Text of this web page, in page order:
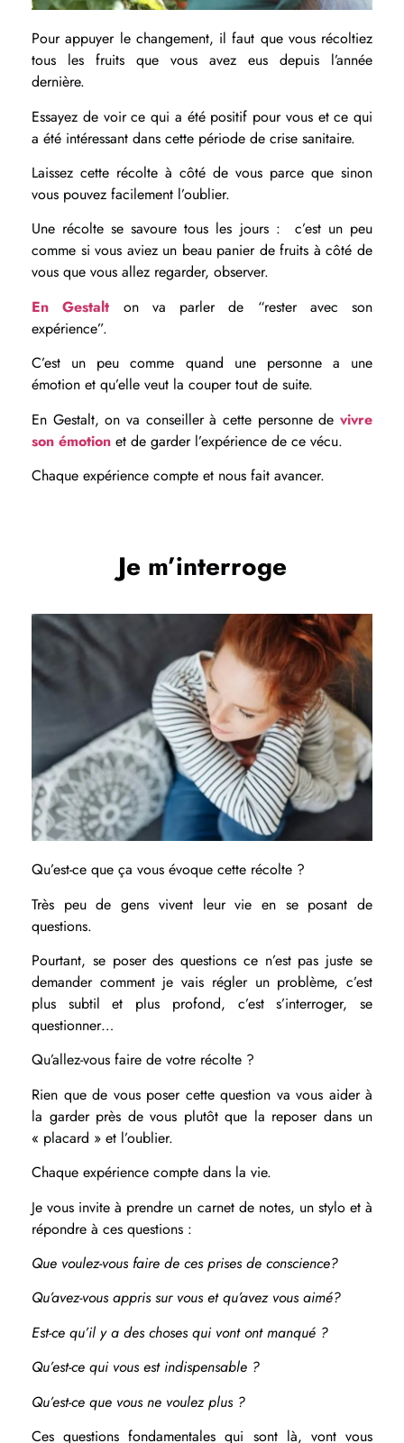
Pour appuyer le changement, il faut que vous récoltiez
tous les fruits que vous avez eus depuis l’année
dernière.
Essayez de voir ce qui a été positif pour vous et ce qui
a été intéressant dans cette période de crise sanitaire.
Laissez cette récolte à côté de vous parce que sinon
vous pouvez facilement l’oublier.
Une récolte se savoure tous les jours : c’est un peu
comme si vous aviez un beau panier de fruits à côté de
vous que vous allez regarder, observer.
En Gestalt on va parler de “rester avec son
expérience”.
C’est un peu comme quand une personne a une
émotion et qu’elle veut la couper tout de suite.
En Gestalt, on va conseiller à cette personne de vivre
son émotion et de garder l’expérience de ce vécu.
Chaque expérience compte et nous fait avancer.
Je m’interroge
Qu’est-ce que ça vous évoque cette récolte ?
Très peu de gens vivent leur vie en se posant de
questions.
Pourtant, se poser des questions ce n’est pas juste se
demander comment je vais régler un problème, c’est
plus subtil et plus profond, c’est s’interroger, se
questionner…
Qu’allez-vous faire de votre récolte ?
Rien que de vous poser cette question va vous aider à
la garder près de vous plutôt que la reposer dans un
« placard » et l’oublier.
Chaque expérience compte dans la vie.
Je vous invite à prendre un carnet de notes, un stylo et à
répondre à ces questions :
Que voulez-vous faire de ces prises de conscience?
Qu’avez-vous appris sur vous et qu’avez vous aimé?
Est-ce qu’il y a des choses qui vont ont manqué ?
Qu’est-ce qui vous est indispensable ?
Qu’est-ce que vous ne voulez plus ?
Ces questions fondamentales qui sont là, vont vous